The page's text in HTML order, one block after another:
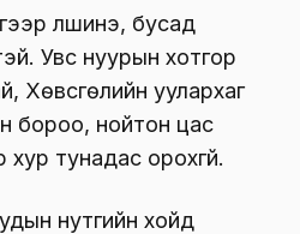
үүлшинэ, бусад
Увс нуурын хотгор
Хөвсгөлийн уулархаг
бороо, нойтон цас
тунадас орохгүй.
нутгийн хойд